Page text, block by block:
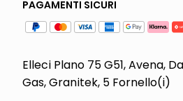
PAGAMENTI SICURI
Elleci Plano 75 G51, Avena,
Gas, Granitek, 5 Fornello(i)